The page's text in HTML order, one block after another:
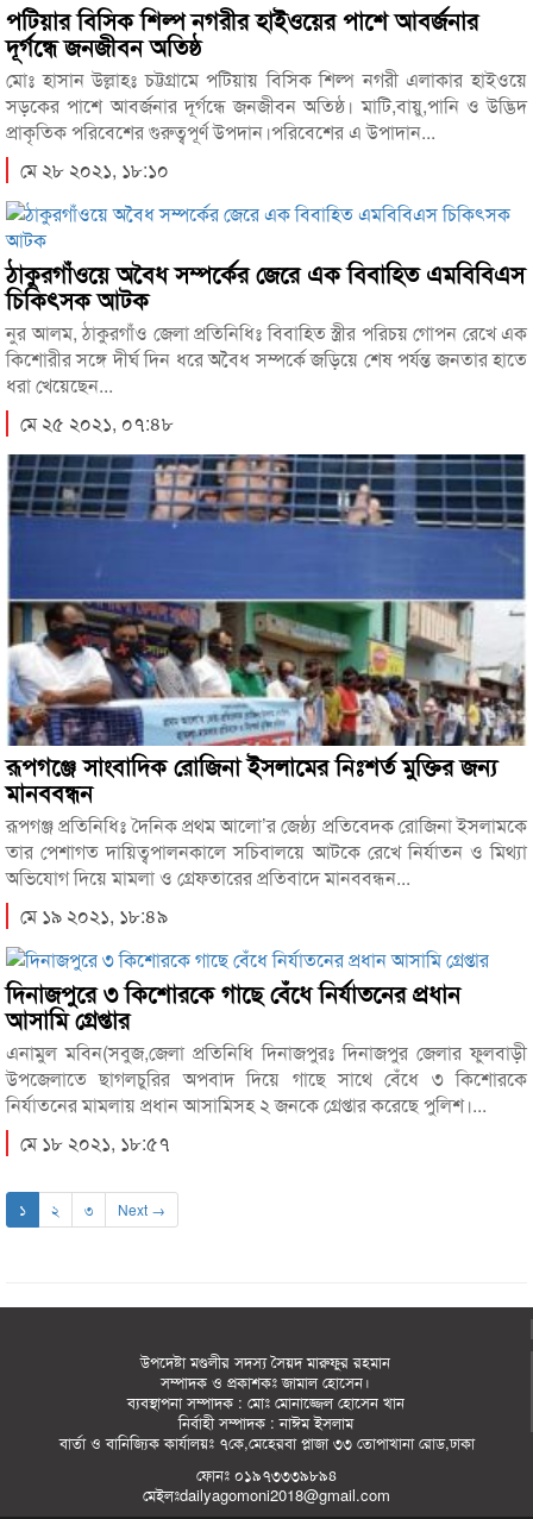
পটিয়ার বিসিক শিল্প নগরীর হাইওয়ের পাশে আবর্জনার
দূর্গন্ধে জনজীবন অতিষ্ঠ
মোঃ হাসান উল্লাহঃ চট্টগ্রামে পটিয়ায় বিসিক শিল্প নগরী এলাকার হাইওয়ে
সড়কের পাশে আবর্জনার দূর্গন্ধে জনজীবন অতিষ্ঠ। মাটি,বায়ু,পানি ও উদ্ভিদ
প্রাকৃতিক পরিবেশের গুরুত্বপূর্ণ উপদান।পরিবেশের এ উপাদান...
মে ২৮ ২০২১, ১৮:১০
ঠাকুরগাঁওয়ে অবৈধ সম্পর্কের জেরে এক বিবাহিত এমবিবিএস
চিকিৎসক আটক
নুর আলম, ঠাকুরগাঁও জেলা প্রতিনিধিঃ বিবাহিত স্ত্রীর পরিচয় গোপন রেখে এক
কিশোরীর সঙ্গে দীর্ঘ দিন ধরে অবৈধ সম্পর্কে জড়িয়ে শেষ পর্যন্ত জনতার হাতে
ধরা খেয়েছেন...
মে ২৫ ২০২১, ০৭:৪৮
রূপগঞ্জে সাংবাদিক রোজিনা ইসলামের নিঃশর্ত মুক্তির জন্য
মানববন্ধন
রূপগঞ্জ প্রতিনিধিঃ দৈনিক প্রথম আলো’র জেষ্ঠ্য প্রতিবেদক রোজিনা ইসলামকে
তার পেশাগত দায়িত্বপালনকালে সচিবালয়ে আটকে রেখে নির্যাতন ও মিথ্যা
অভিযোগ দিয়ে মামলা ও গ্রেফতারের প্রতিবাদে মানববন্ধন...
মে ১৯ ২০২১, ১৮:৪৯
দিনাজপুরে ৩ কিশোরকে গাছে বেঁধে নির্যাতনের প্রধান
আসামি গ্রেপ্তার
এনামুল মবিন(সবুজ,জেলা প্রতিনিধি দিনাজপুরঃ দিনাজপুর জেলার ফুলবাড়ী
উপজেলাতে ছাগলচুরির অপবাদ দিয়ে গাছে সাথে বেঁধে ৩ কিশোরকে
নির্যাতনের মামলায় প্রধান আসামিসহ ২ জনকে গ্রেপ্তার করেছে পুলিশ।...
মে ১৮ ২০২১, ১৮:৫৭
১ ২ ৩ Next →
উপদেষ্টা মণ্ডলীর সদস্য সৈয়দ মারুফুর রহমান
সম্পাদক ও প্রকাশকঃজামাল হোসেন।
ব্যবস্থাপনা সম্পাদক : মোঃ মোনাজ্জেল হোসেন খান
নির্বাহী সম্পাদক : নাঈম ইসলাম
বার্তা ও বানিজ্যিক কার্যালয়ঃ ৭কে,মেহেরবা প্লাজা ৩৩ তোপাখানা রোড,ঢাকা
ফোনঃ ০১৯৭৩৩৩৯৮৯৪
মেইলঃdailyagomoni2018@gmail.com